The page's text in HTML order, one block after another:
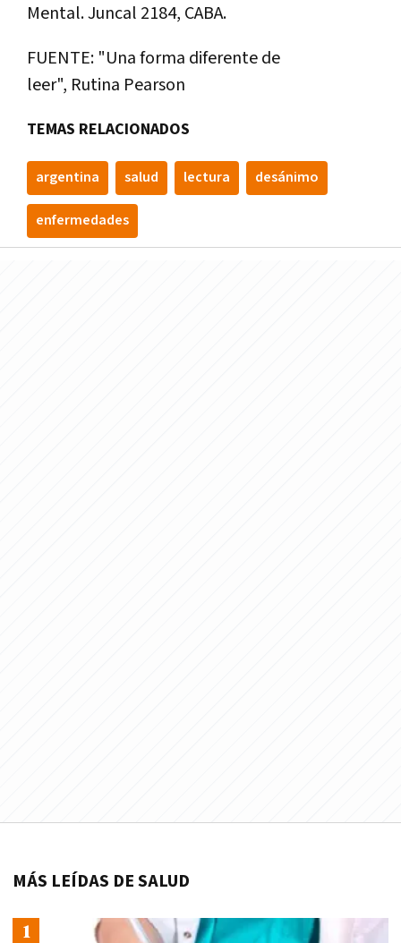
Mental. Juncal 2184, CABA.
FUENTE: "Unaforma diferentede
leer", Rutina Pearson
TEMAS RELACIONADOS
argentina salud lectura desánimo
enfermedades
MÁS LEÍDAS DE SALUD